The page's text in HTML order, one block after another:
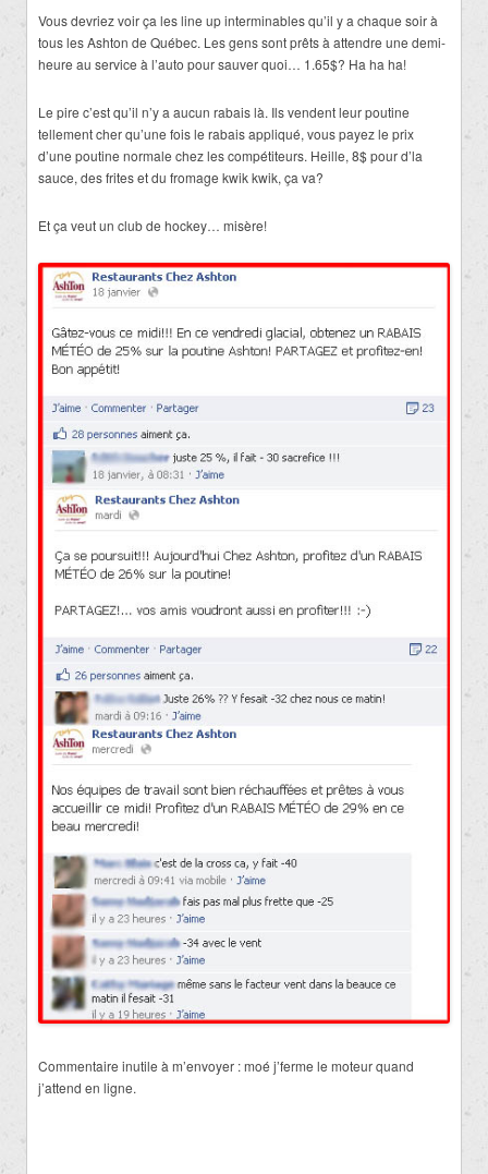
Vous devriez voir ça les line up interminables qu’il y a chaque soir à
tous les Ashton de Québec. Les gens sont prêts à attendre une demi-
heure au service à l’auto pour sauver quoi… 1.65$? Ha ha ha!
Le pire c’est qu’il n’y a aucun rabais là. Ils vendent leur poutine
tellement cher qu’une fois le rabais appliqué, vous payez le prix
d’une poutine normale chez les compétiteurs. Heille, 8$ pour d’la
sauce, des frites et du fromage kwik kwik, ça va?
Et ça veut un club de hockey… misère!
Commentaire inutile à m’envoyer : moé j’ferme le moteur quand
j’attend en ligne.